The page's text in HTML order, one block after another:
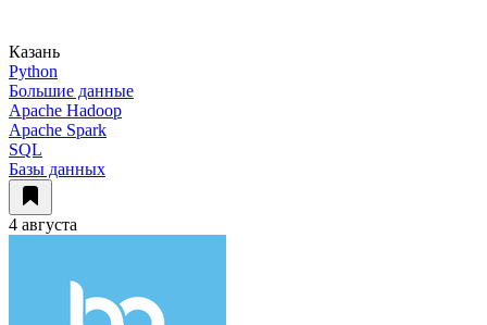
Казань
Python
Большие данные
Apache Hadoop
Apache Spark
SQL
Базы данных
4 августа